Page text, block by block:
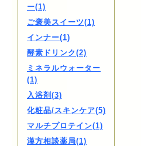
ー(1)
ご褒美スイーツ(1)
インナー(1)
酵素ドリンク(2)
ミネラルウォーター
(1)
入浴剤(3)
化粧品/スキンケア(5)
マルチプロテイン(1)
漢方相談薬局(1)